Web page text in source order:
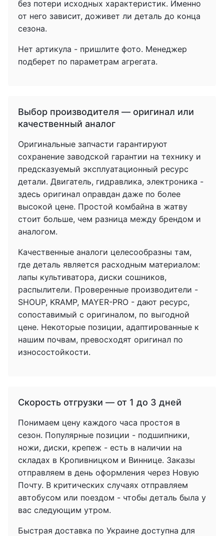
без потери исходных характеристик. Именно
от него зависит, доживет ли деталь до конца
сезона.
Нет артикула - пришлите фото. Менеджер
подберет по параметрам агрегата.
Выбор производителя — оригинал или
качественный аналог
Оригинальные запчасти гарантируют
сохранение заводской гарантии на технику и
предсказуемый эксплуатационный ресурс
детали. Двигатель, гидравлика, электроника -
здесь оригинал оправдан даже по более
высокой цене. Простой комбайна в жатву
стоит больше, чем разница между брендом и
аналогом.
Качественные аналоги целесообразны там,
где деталь является расходным материалом:
лапы культиватора, диски сошников,
распылители. Проверенные производители -
SHOUP, KRAMP, MAYER-PRO - дают ресурс,
сопоставимый с оригиналом, по выгодной
цене. Некоторые позиции, адаптированные к
нашим почвам, превосходят оригинал по
износостойкости.
Скорость отгрузки — от 1 до 3 дней
Понимаем цену каждого часа простоя в
сезон. Популярные позиции - подшипники,
ножи, диски, крепеж - есть в наличии на
складах в Кропивницком и Виннице. Заказы
отправляем в день оформления через Новую
Почту. В критических случаях отправляем
автобусом или поездом - чтобы деталь была у
вас следующим утром.
Быстрая доставка по Украине доступна для